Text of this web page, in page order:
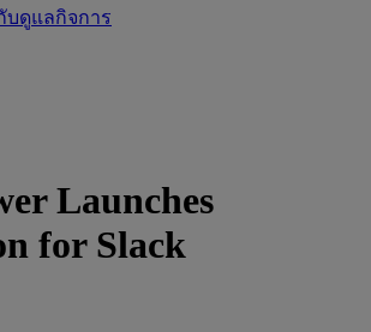
บดูแลกิจการ
Launches
for Slack